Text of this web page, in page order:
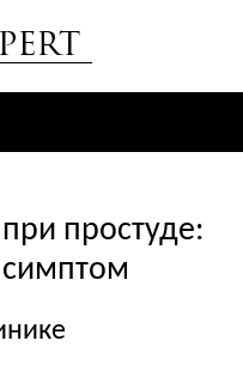
при простуде: